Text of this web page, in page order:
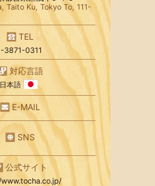
Taito Ku, Tokyo To, 111-
TEL
3871-0311
対応言語
日本語
E-MAIL
SNS
公式サイト